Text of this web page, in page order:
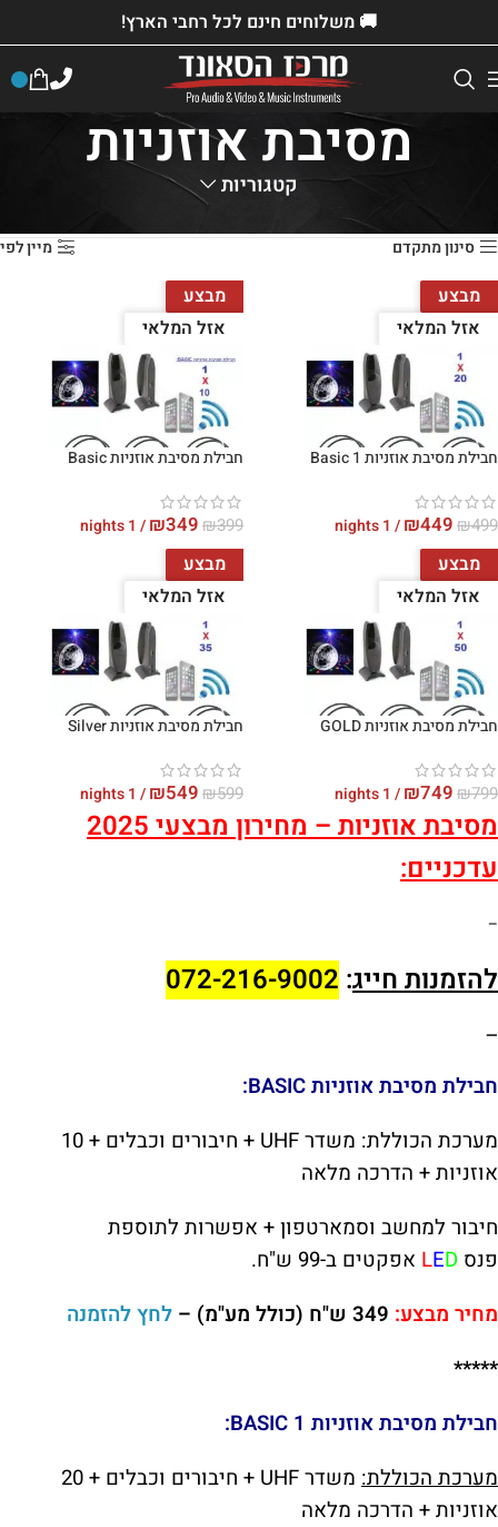
🚚 משלוחים חינם לכל רחבי הארץ!
מסיבת אוזניות
קטגוריות
סינון מתקדם מיין לפי
מבצע
אזל המלאי
בחרו תאריכים
חבילת מסיבת אוזניות 1 Basic
₪499
₪449
/ 1 nights
מבצע
אזל המלאי
בחרו תאריכים
חבילת מסיבת אוזניות Basic
₪399
₪349
/ 1 nights
מבצע
אזל המלאי
בחרו תאריכים
חבילת מסיבת אוזניות GOLD
₪799
₪749
/ 1 nights
מבצע
אזל המלאי
בחרו תאריכים
חבילת מסיבת אוזניות Silver
₪599
₪549
/ 1 nights
מסיבת אוזניות – מחירון מבצעי 2025
עדכניים:
–
להזמנות חייג:
072-216-9002
—
חבילת מסיבת אוזניות BASIC:
מערכת הכוללת: משדר UHF + חיבורים וכבלים + 10
אוזניות + הדרכה מלאה
חיבור למחשב וסמארטפון + אפשרות לתוספת
פנס
LED
אפקטים ב-99 ש"ח.
מחיר מבצע: 349 ש"ח (כולל מע"מ) –
לחץ להזמנה
*****
חבילת מסיבת אוזניות 1 BASIC:
מערכת הכוללת:
משדר UHF + חיבורים וכבלים + 20
אוזניות + הדרכה מלאה